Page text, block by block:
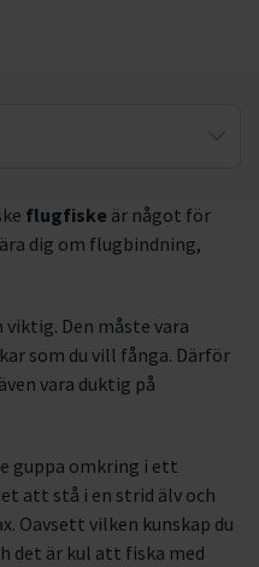
flugfiske är något för
dig om flugbindning,
Den måste vara
som du vill fånga. Därför
vara duktig på
guppa omkring i ett
att stå i en strid älv och
Oavsett vilken kunskap du
det är kul att fiska med